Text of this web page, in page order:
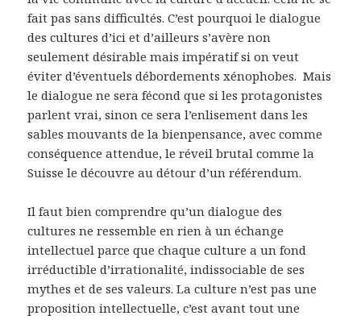
fait pas sans difficultés. C’est pourquoi le dialogue
des cultures d’ici et d’ailleurs s’avère non
seulement désirable mais impératif si on veut
éviter d’éventuels débordements xénophobes. Mais
le dialogue ne sera fécond que si les protagonistes
parlent vrai, sinon ce sera l’enlisement dans les
sables mouvants de la bienpensance, avec comme
conséquence attendue, le réveil brutal comme la
Suisse le découvre au détour d’un référendum.
Il faut bien comprendre qu’un dialogue des
cultures ne ressemble en rien à un échange
intellectuel parce que chaque culture a un fond
irréductible d’irrationalité, indissociable de ses
mythes et de ses valeurs. La culture n’est pas une
proposition intellectuelle, c’est avant tout une